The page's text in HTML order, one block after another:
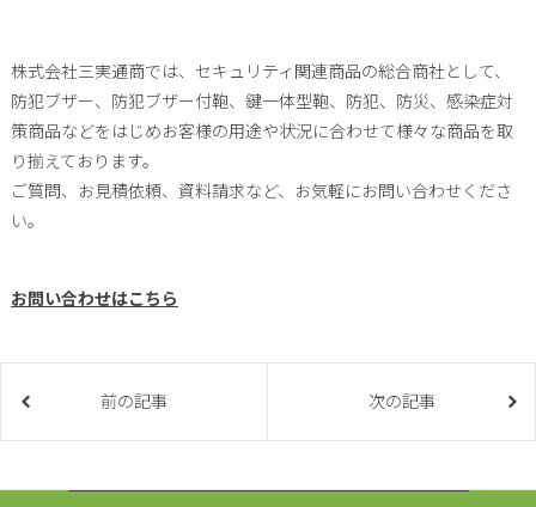
株式会社三実通商では、セキュリティ関連商品の総合商社として、
防犯ブザー、防犯ブザー付鞄、鍵一体型鞄、防犯、防災、感染症対
策商品などをはじめお客様の用途や状況に合わせて様々な商品を取
り揃えております。
ご質問、お見積依頼、資料請求など、お気軽にお問い合わせくださ
い。
お問い合わせはこちら
前の記事 次の記事